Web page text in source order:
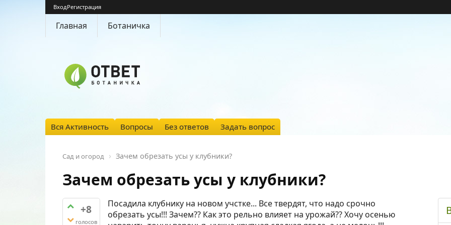
ВходРегистрация
Главная Ботаничка
Вся Активность Вопросы Без ответов Задать вопрос
Сад и огород Зачем обрезать усы у клубники?
Зачем обрезать усы у клубники?
+8
голосов
Посадила клубнику на новом учстке... Все твердят, что надо срочно
обрезать усы!!! Зачем?? Как это рельно влияет на урожай?? Хочу осенью